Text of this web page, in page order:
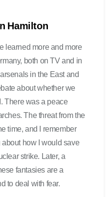
Hamilton
learned more and more
both on TV and in
in the East and
about whether we
There was a peace
The threat from the
time, and I remember
how I would save
strike. Later, a
fantasies are a
to deal with fear.